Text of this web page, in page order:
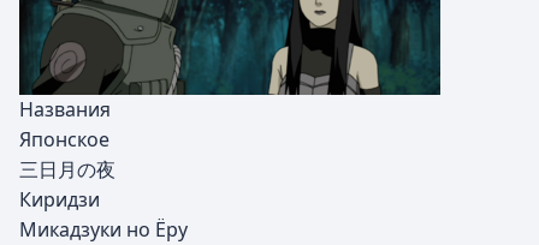
Названия
Японское
三日月の夜
Киридзи
Микадзуки но Ёру